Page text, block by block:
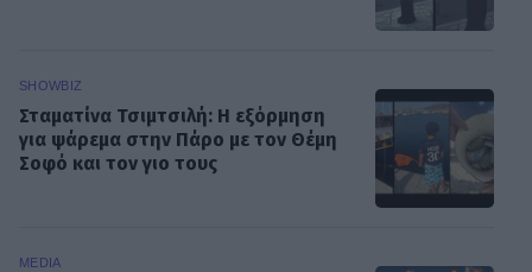
SHOWBIZ
Σταματίνα Τσιμτσιλή: Η εξόρμηση
για ψάρεμα στην Πάρο με τον Θέμη
Σοφό και τον γιο τους
MEDIA